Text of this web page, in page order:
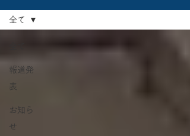
報道発
表
お知ら
せ
全て